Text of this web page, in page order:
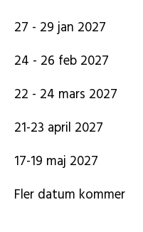
27 - 29 jan 2027
24 - 26 feb 2027
22 - 24 mars 2027
21-23 april 2027
17-19 maj 2027
Fler datum kommer